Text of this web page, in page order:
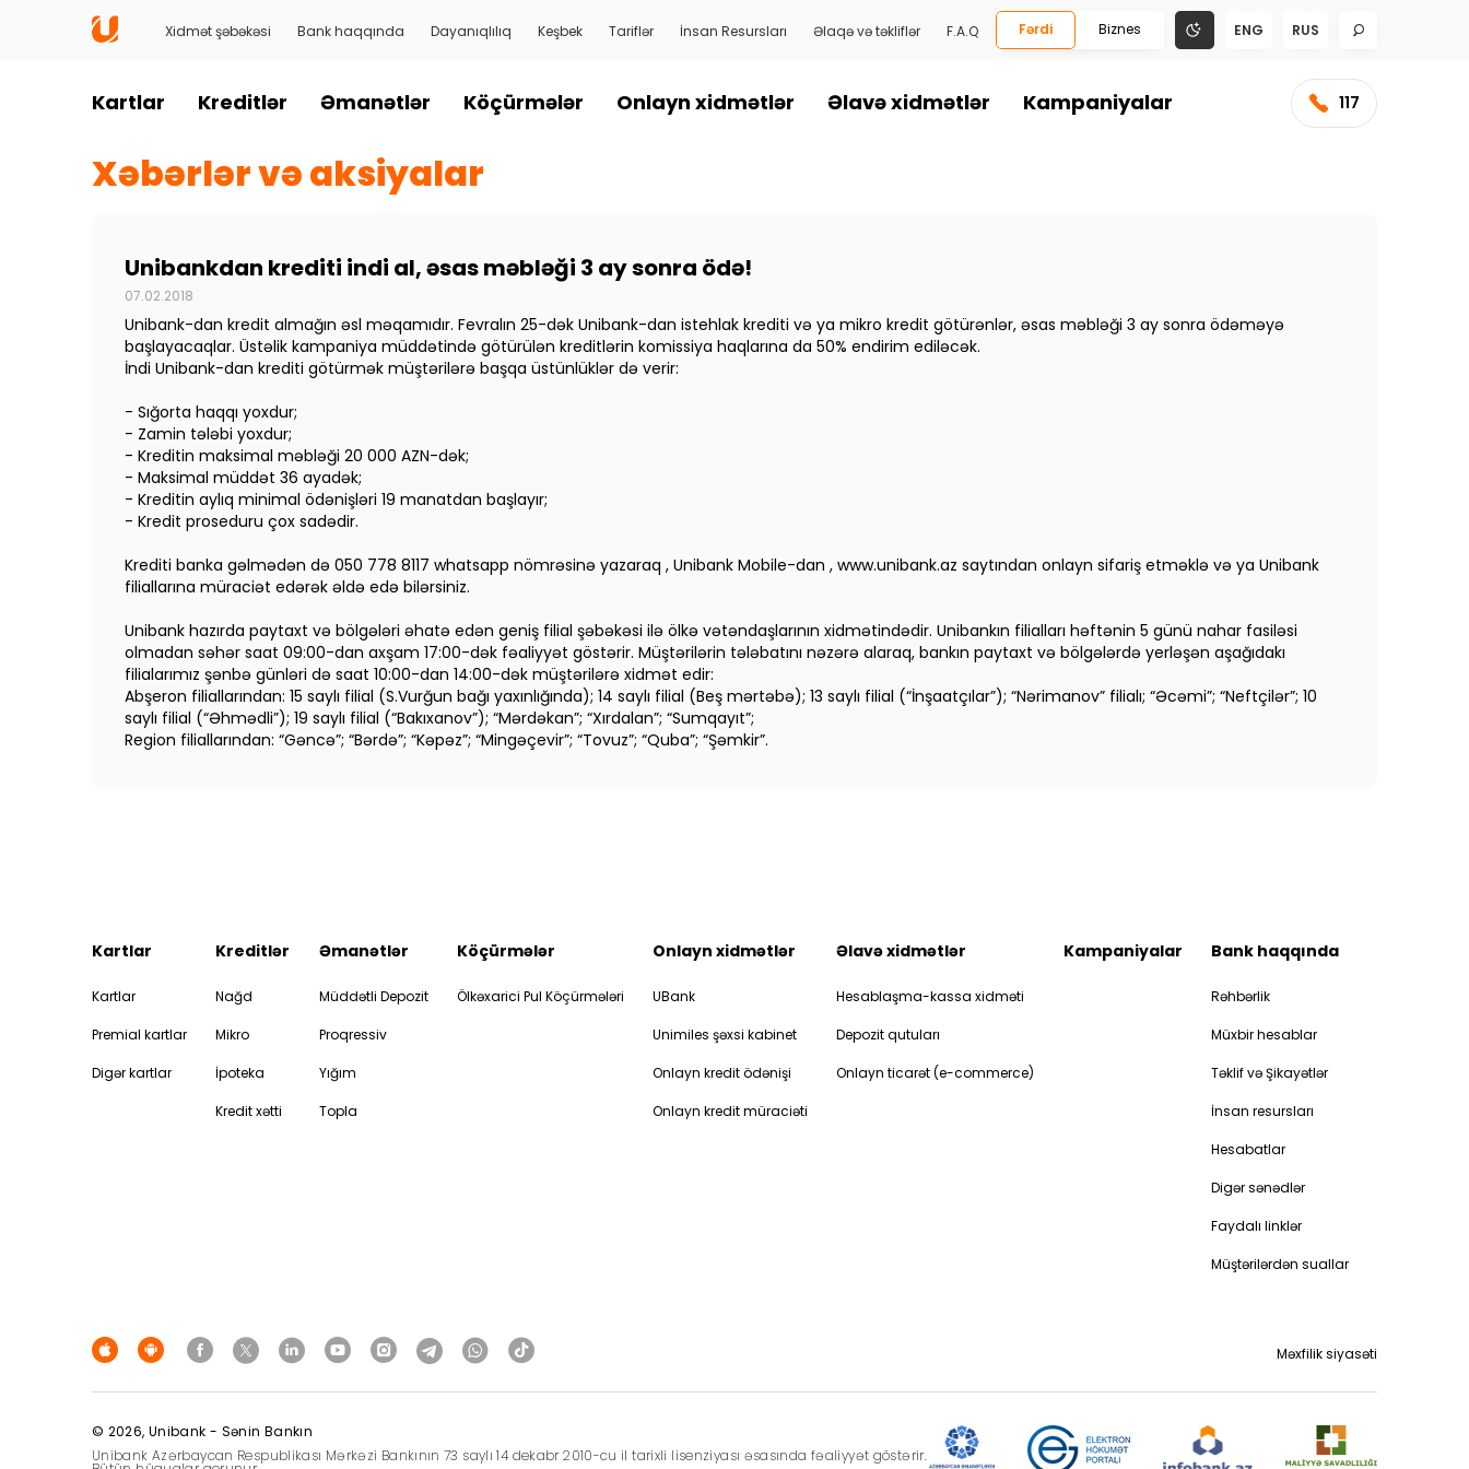
Xidmət şəbəkəsi Bank haqqında Dayanıqlılıq Keşbek Tariflər İnsan Resursları Əlaqə və təkliflər F.A.Q Fərdi Biznes ENG RUS
Kartlar Kreditlər Əmanətlər Köçürmələr Onlayn xidmətlər Əlavə xidmətlər Kampaniyalar 117
Xəbərlər və aksiyalar
Unibankdan krediti indi al, əsas məbləği 3 ay sonra ödə!
07.02.2018
Unibank-dan kredit almağın əsl məqamıdır. Fevralın 25-dək Unibank-dan istehlak krediti və ya mikro kredit götürənlər, əsas məbləği 3 ay sonra ödəməyə
başlayacaqlar. Üstəlik kampaniya müddətində götürülən kreditlərin komissiya haqlarına da 50% endirim ediləcək.
İndi Unibank-dan krediti götürmək müştərilərə başqa üstünlüklər də verir:
- Sığorta haqqı yoxdur;
- Zamin tələbi yoxdur;
- Kreditin maksimal məbləği 20 000 AZN-dək;
- Maksimal müddət 36 ayadək;
- Kreditin aylıq minimal ödənişləri 19 manatdan başlayır;
- Kredit proseduru çox sadədir.
Krediti banka gəlmədən də 050 778 8117 whatsapp nömrəsinə yazaraq , Unibank Mobile-dan , www.unibank.az saytından onlayn sifariş etməklə və ya Unibank
filiallarına müraciət edərək əldə edə bilərsiniz.
Unibank hazırda paytaxt və bölgələri əhatə edən geniş filial şəbəkəsi ilə ölkə vətəndaşlarının xidmətindədir. Unibankın filialları həftənin 5 günü nahar fasiləsi
olmadan səhər saat 09:00-dan axşam 17:00-dək fəaliyyət göstərir. Müştərilərin tələbatını nəzərə alaraq, bankın paytaxt və bölgələrdə yerləşən aşağıdakı
filialarımız şənbə günləri də saat 10:00-dan 14:00-dək müştərilərə xidmət edir:
Abşeron filiallarından: 15 saylı filial (S.Vurğun bağı yaxınlığında); 14 saylı filial (Beş mərtəbə); 13 saylı filial (“İnşaatçılar”); “Nərimanov” filialı; “Əcəmi”; “Neftçilər”; 10
saylı filial (“Əhmədli”); 19 saylı filial (“Bakıxanov”); “Mərdəkan”; “Xırdalan”; “Sumqayıt”;
Region filiallarından: “Gəncə”; “Bərdə”; “Kəpəz”; “Mingəçevir”; “Tovuz”; “Quba”; “Şəmkir”.
Kartlar
Kartlar
Premial kartlar
Digər kartlar
Kreditlər
Nağd
Mikro
İpoteka
Kredit xətti
Əmanətlər
Müddətli Depozit
Proqressiv
Yığım
Topla
Köçürmələr
Ölkəxarici Pul Köçürmələri
Onlayn xidmətlər
UBank
Unimiles şəxsi kabinet
Onlayn kredit ödənişi
Onlayn kredit müraciəti
Əlavə xidmətlər
Hesablaşma-kassa xidməti
Depozit qutuları
Onlayn ticarət (e-commerce)
Kampaniyalar Bank haqqında
Rəhbərlik
Müxbir hesablar
Təklif və Şikayətlər
İnsan resursları
Hesabatlar
Digər sənədlər
Faydalı linklər
Müştərilərdən suallar
Məxfilik siyasəti
© 2026, Unibank - Sənin Bankın
Unibank Azərbaycan Respublikası Mərkəzi Bankının 73 saylı 14 dekabr 2010-cu il tarixli lisenziyası əsasında fəaliyyət göstərir.